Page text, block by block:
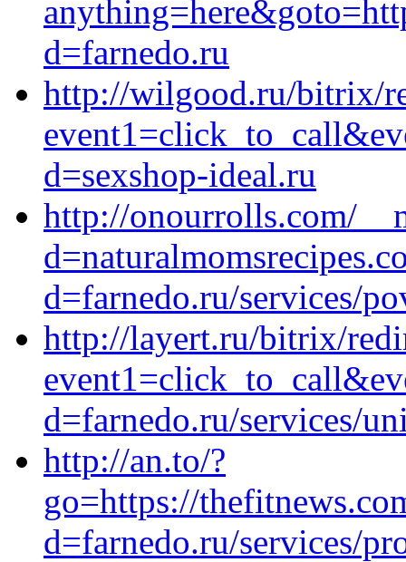
d=farnedo.ru
http://wilgood.ru/bitrix/
d=sexshop-ideal.ru
http://onourrolls.com/
d=farnedo.ru/services/
http://layert.ru/bitrix/
d=farnedo.ru/services/
http://an.to/?
go=https://
d=farnedo.ru/services/